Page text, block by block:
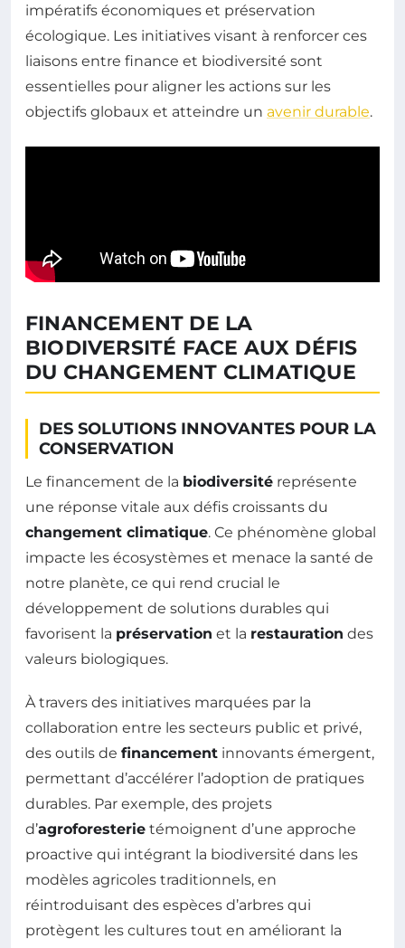
impératifs économiques et préservation
écologique. Les initiatives visant à renforcer ces
liaisons entre finance et biodiversité sont
essentielles pour aligner les actions sur les
objectifs globaux et atteindre un avenir durable.
FINANCEMENT DE LA
BIODIVERSITÉ FACE AUX DÉFIS
DU CHANGEMENT CLIMATIQUE
DES SOLUTIONS INNOVANTES POUR LA
CONSERVATION
Le financement de la biodiversité représente
une réponse vitale aux défis croissants du
changement climatique. Ce phénomène global
impacte les écosystèmes et menace la santé de
notre planète, ce qui rend crucial le
développement de solutions durables qui
favorisent la préservation et la restauration des
valeurs biologiques.
À travers des initiatives marquées par la
collaboration entre les secteurs public et privé,
des outils de financement innovants émergent,
permettant d’accélérer l’adoption de pratiques
durables. Par exemple, des projets
d’agroforesterie témoignent d’une approche
proactive qui intégrant la biodiversité dans les
modèles agricoles traditionnels, en
réintroduisant des espèces d’arbres qui
protègent les cultures tout en améliorant la